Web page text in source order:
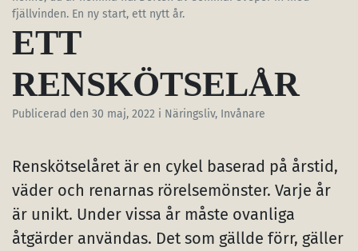
fjällvinden. En ny start, ett nytt år.
ETT
RENSKÖTSELÅR
Publicerad den 30 maj, 2022 i Näringsliv, Invånare
Renskötselåret är en cykel baserad på årstid,
väder och renarnas rörelsemönster. Varje år
är unikt. Under vissa år måste ovanliga
åtgärder användas. Det som gällde förr, gäller